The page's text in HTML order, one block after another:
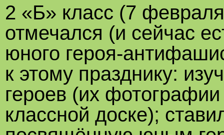
2 «Б» класс (7
отмечался (и сейчас
юного героя-
к этому празднику:
героев (их
классной доске);